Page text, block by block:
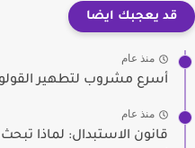
قد يعجبك ايضا
منذ عام
أسرع مشروب لتطهير
منذ عام
قانون الاستبدال: لماذا